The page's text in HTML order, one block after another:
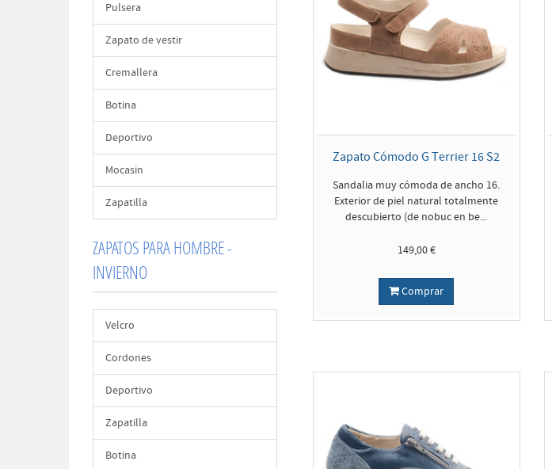
Pulsera
Zapato de vestir
Cremallera
Botina
Deportivo
Mocasin
Zapatilla
ZAPATOS PARA HOMBRE -
INVIERNO
Velcro
Cordones
Deportivo
Zapatilla
Botina
Zapato Cómodo G Terrier 16 S2
Sandalia muy cómoda de ancho 16.
Exterior de piel natural totalmente
descubierto (de nobuc en be...
149,00 €
Comprar